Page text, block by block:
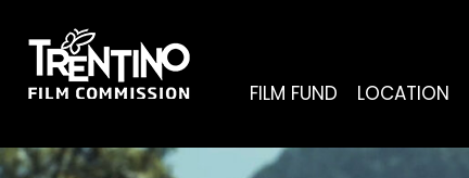
FILM FUND LOCATION